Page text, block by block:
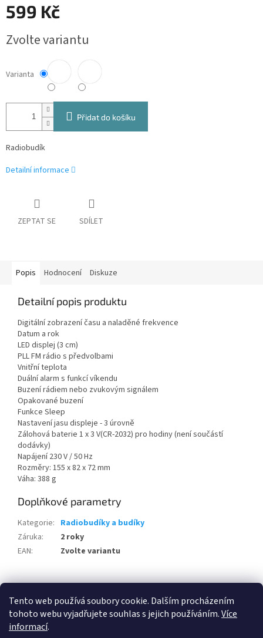
Tento web používá soubory cookie. Dalším procházením
tohoto webu vyjadřujete souhlas s jejich používáním.Více
informací.
599 Kč
cena:
Zvolte variantu
Varianta
Přidat do košíku
Radiobudík
Detailní informace
ZEPTAT SE SDÍLET
Popis Hodnocení Diskuze
Detailní popis produktu
Digitální zobrazení času a naladěné frekvence
Datum a rok
LED displej (3 cm)
PLL FM rádio s předvolbami
Vnitřní teplota
Duální alarm s funkcí víkendu
Buzení rádiem nebo zvukovým signálem
Opakované buzení
Funkce Sleep
Nastavení jasu displeje - 3 úrovně
Zálohová baterie 1 x 3 V(CR-2032) pro hodiny (není součástí
dodávky)
Napájení 230 V / 50 Hz
Rozměry: 155 x 82 x 72 mm
Váha: 388 g
Doplňkové parametry
Kategorie: Radiobudíky a budíky
Záruka:
2 roky
EAN: Zvolte variantu
Z
100 % zákazníků Heureka.cz nás doporučuje! Zboží.cz Firmy.cz